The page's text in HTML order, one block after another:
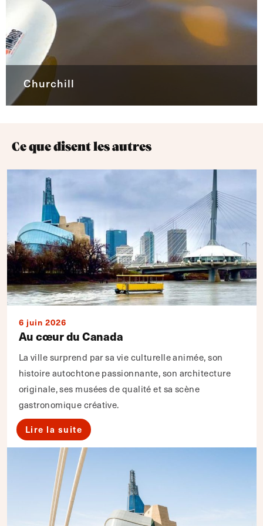
Churchill
Ce que disent les autres
6 juin 2026
Au cœur du Canada
La ville surprend par sa vie culturelle animée, son
histoire autochtone passionnante, son architecture
originale, ses musées de qualité et sa scène
gastronomique créative.
Lire la suite